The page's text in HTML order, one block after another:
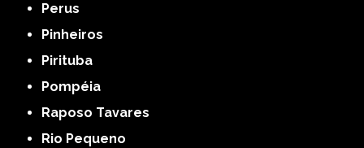
Perus
Pinheiros
Pirituba
Pompéia
Raposo Tavares
Rio Pequeno